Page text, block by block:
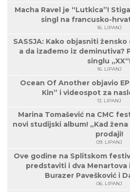
Macha Ravel je “Lutkica”!
singl na francusko-
16. LIPANJ
SASSJA: Kako objasniti
a da izađemo iz deminutiva?
singlu
16. LIPANJ
Ocean Of Another objavio
Kin” i videospot za
13. LIPANJ
Marina Tomašević na CMC
novi studijski album! „Kad
prodaji!
09. LIPANJ
Ove godine na Splitskom
predstaviti i dva Menartova
Burazer Pavešković i
06. LIPANJ